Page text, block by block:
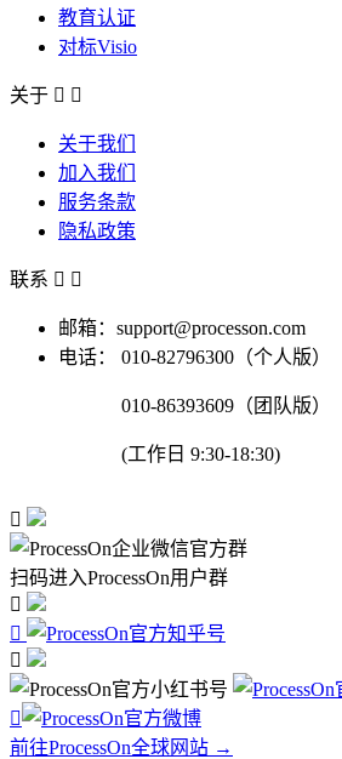
教育认证
对标Visio
关于  
关于我们
加入我们
服务条款
隐私政策
联系  
邮箱：support@processon.com
电话：
010-82796300（个人版）
010-86393609（团队版）
(工作日 9:30-18:30)

扫码进入ProcessOn用户群




前往ProcessOn全球网站 →